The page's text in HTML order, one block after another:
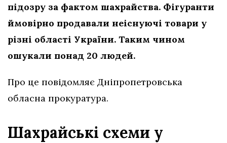
підозру за фактом шахрайства. Фігуранти
ймовірно продавали неіснуючі товари у
різні області України. Таким чином
ошукали понад 20 людей.
Про це повідомляє Дніпропетровська
обласна прокуратура.
Шахрайські схеми у